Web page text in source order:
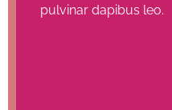
pulvinar dapibus leo.